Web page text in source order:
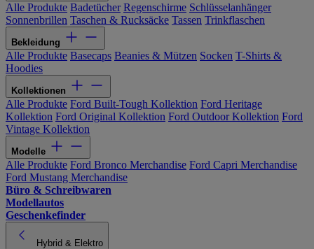
Alle Produkte Badetücher Regenschirme Schlüsselanhänger
Sonnenbrillen Taschen & Rucksäcke Tassen Trinkflaschen
Bekleidung
Alle Produkte Basecaps Beanies & Mützen Socken T-Shirts &
Hoodies
Kollektionen
Alle Produkte Ford Built-Tough Kollektion Ford Heritage
Kollektion Ford Original Kollektion Ford Outdoor Kollektion Ford
Vintage Kollektion
Modelle
Alle Produkte Ford Bronco Merchandise Ford Capri Merchandise
Ford Mustang Merchandise
Büro & Schreibwaren
Modellautos
Geschenkefinder
Hybrid & Elektro